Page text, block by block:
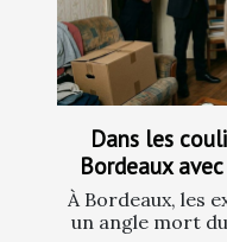
Dans les
Bordeaux
À Bordeaux, les
un angle mort